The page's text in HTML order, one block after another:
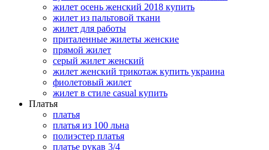
жилет осень женский 2018 купить
жилет из пальтовой ткани
жилет для работы
приталенные жилеты женские
прямой жилет
серый жилет женский
жилет женский трикотаж купить украина
фиолетовый жилет
жилет в стиле casual купить
Платья
платья
платья из 100 льна
полиэстер платья
платье рукав 3/4